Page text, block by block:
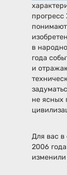
прогресс
в
года
и
не ясных
Для вас в
2006